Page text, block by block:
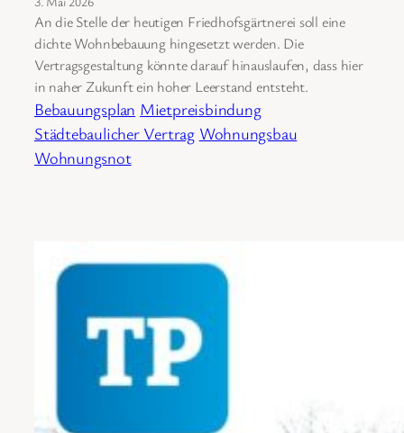
An die Stelle der heutigen Friedhofsgärtnerei soll eine
dichte Wohnbebauung hingesetzt werden. Die
Vertragsgestaltung könnte darauf hinauslaufen, dass hier
in naher Zukunft ein hoher Leerstand entsteht.
Bebauungsplan Mietpreisbindung
Städtebaulicher Vertrag Wohnungsbau
Wohnungsnot